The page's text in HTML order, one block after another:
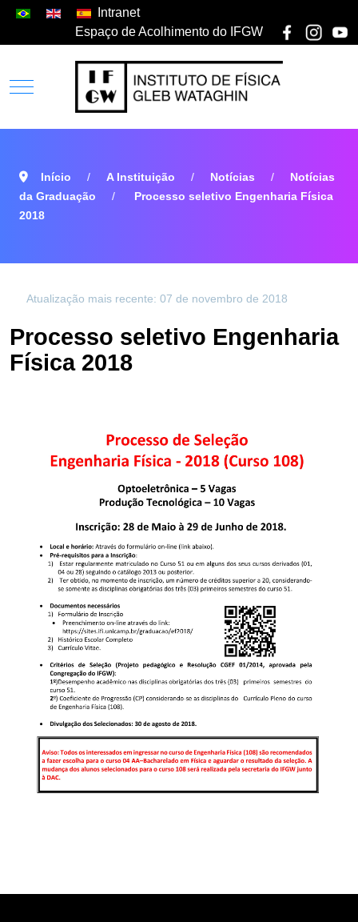
Intranet
Espaço de Acolhimento do IFGW
Início A Instituição Notícias
Notícias
da Graduação
Processo seletivo Engenharia Física
2018
Atualização mais recente: 07 de novembro de 2018
Processo seletivo Engenharia
Física 2018